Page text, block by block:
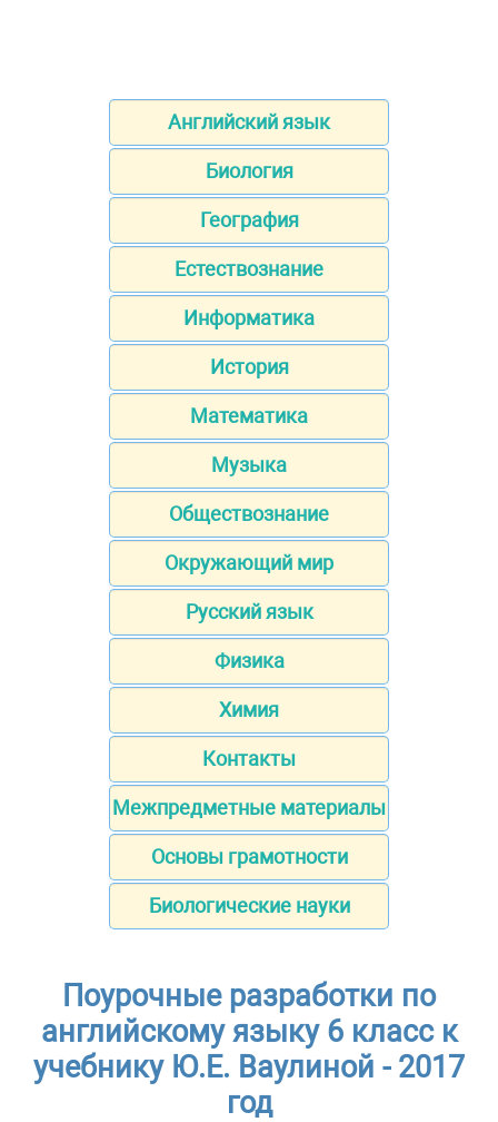
Английский язык
Биология
География
Естествознание
Информатика
История
Математика
Музыка
Обществознание
Окружающий мир
Русский язык
Физика
Химия
Контакты
Межпредметные материалы
Основы грамотности
Биологические науки
Поурочные разработки по
английскому языку 6 класс к
учебнику Ю.Е. Ваулиной - 2017
год